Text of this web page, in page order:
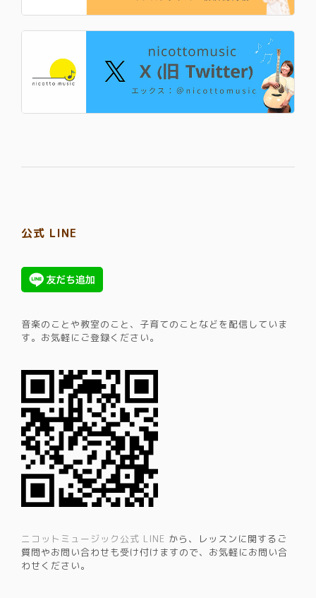
公式 LINE
音楽のことや教室のこと、子育てのことなどを配信していま
す。​お気軽にご登録ください。
ニコットミュージック公式 LINE から、レッスンに関するご
質問やお問い合わせも受け付けますので、お気軽にお問い合
わせください。